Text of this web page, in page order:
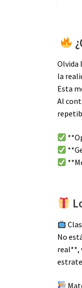
Olvida
la
Esta
Al
No
real**,